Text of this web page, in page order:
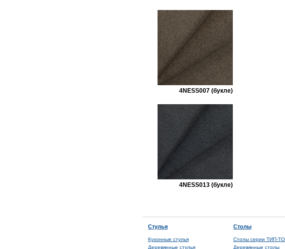
4NESS007 (букле)
4NESS013 (букле)
Стулья
Кухонные стулья
Деревянные стулья
Столы
Столы серии ТИП-
Деревянные столы